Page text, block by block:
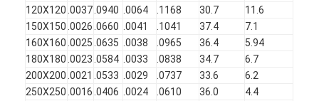
ตัวกรองหน้าจอจอห์นสัน
รั้วตาข่ายโลหะ
สายผึ้ง
120X120 .0037 .0940 .0064 .1168 30.7
11.6
150X150 .0026 .0660 .0041 .1041 37.4
7.1
160X160 .0025 .0635 .0038 .0965 36.4
5.94
180X180 .0023 .0584 .0033 .0838 34.7
6.7
200X200 .0021 .0533 .0029 .0737 33.6
6.2
250X250 .0016 .0406 .0024 .0610 36.0
4.4